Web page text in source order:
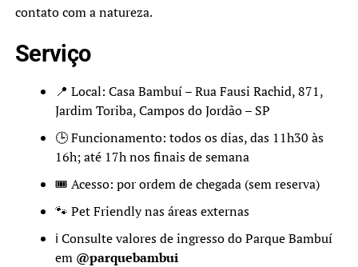
contato com a natureza.
Serviço
📍 Local: Casa Bambuí – Rua Fausi Rachid, 871,
Jardim Toriba, Campos do Jordão – SP
🕒 Funcionamento: todos os dias, das 11h30 às
16h; até 17h nos finais de semana
🎟️ Acesso: por ordem de chegada (sem reserva)
🐾 Pet Friendly nas áreas externas
ℹ️ Consulte valores de ingresso do Parque Bambuí
em @parquebambui